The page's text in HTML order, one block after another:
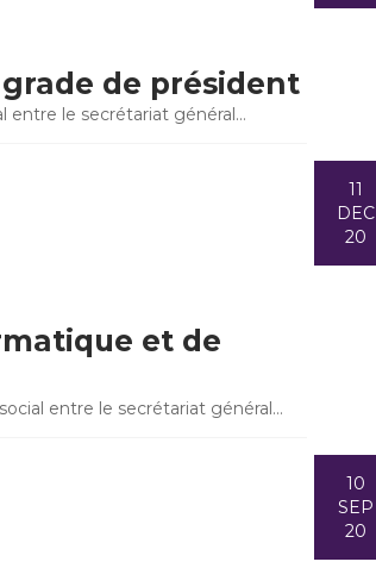
de président
entre le secrétariat général…
11
DEC
20
et de
entre le secrétariat général…
10
SEP
20